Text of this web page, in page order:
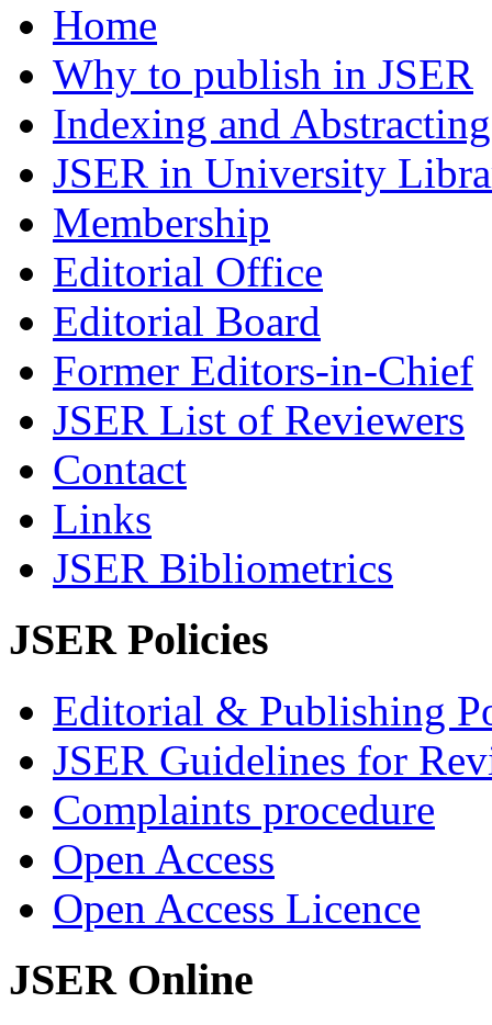
Home
Why to publish in JSER
Indexing and Abstracting
JSER in University
Membership
Editorial Office
Editorial Board
Former Editors-in-Chief
JSER List of Reviewers
Contact
Links
JSER Bibliometrics
JSER Policies
Editorial & Publishing
JSER Guidelines for
Complaints procedure
Open Access
Open Access Licence
JSER Online